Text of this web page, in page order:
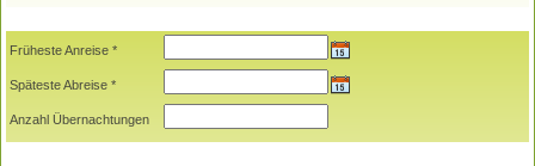
Früheste Anreise *
Späteste Abreise *
Anzahl Übernachtungen